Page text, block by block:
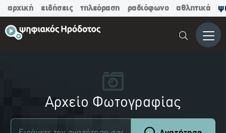
αρχική ειδήσεις τηλεόραση ραδιόφωνο αθλητικά
Μενού
Αρχείο Φωτογραφίας